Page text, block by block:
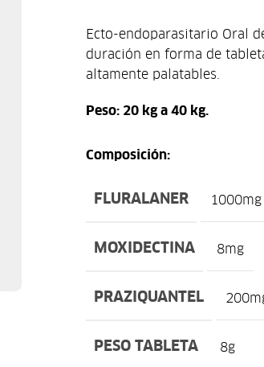
Ecto-endoparasitario Oral
duración en forma de
altamente palatables.
Peso: 20 kg a 40 kg.
Composición:
FLURALANER 1000mg
MOXIDECTINA 8mg
PRAZIQUANTEL
PESO TABLETA 8g